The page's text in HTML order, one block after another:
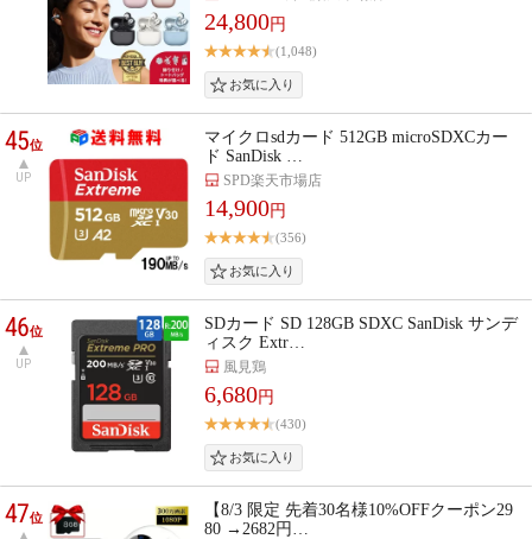
24,800円
(1,048)
45位
UP
マイクロsdカード 512GB microSDXCカー
ド SanDisk …
SPD楽天市場店
14,900円
(356)
46位
UP
SDカード SD 128GB SDXC SanDisk サンデ
ィスク Extr…
風見鶏
6,680円
(430)
47位
【8/3 限定 先着30名様10%OFFクーポン29
80 →2682円…